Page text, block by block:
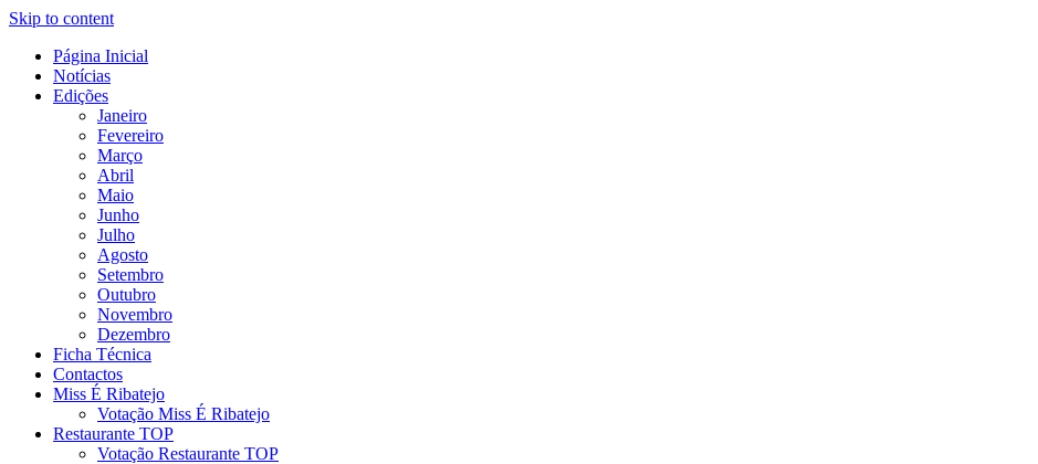
Skip to content
É Ribatejo – Revista Social Online
Revista Social Online
Página Inicial
Notícias
Edições
Janeiro
Fevereiro
Março
Abril
Maio
Junho
Julho
Agosto
Setembro
Outubro
Novembro
Dezembro
Ficha Técnica
Contactos
Miss É Ribatejo
Votação Miss É Ribatejo
Restaurante TOP
Votação Restaurante TOP